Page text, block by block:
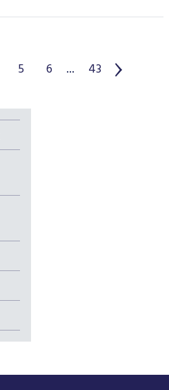
5 6 ... 43